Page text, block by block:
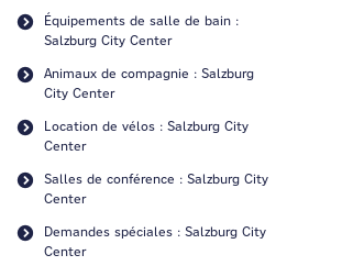
Équipements de salle de bain :
Salzburg City Center
Animaux de compagnie : Salzburg
City Center
Location de vélos : Salzburg City
Center
Salles de conférence : Salzburg City
Center
Demandes spéciales : Salzburg City
Center